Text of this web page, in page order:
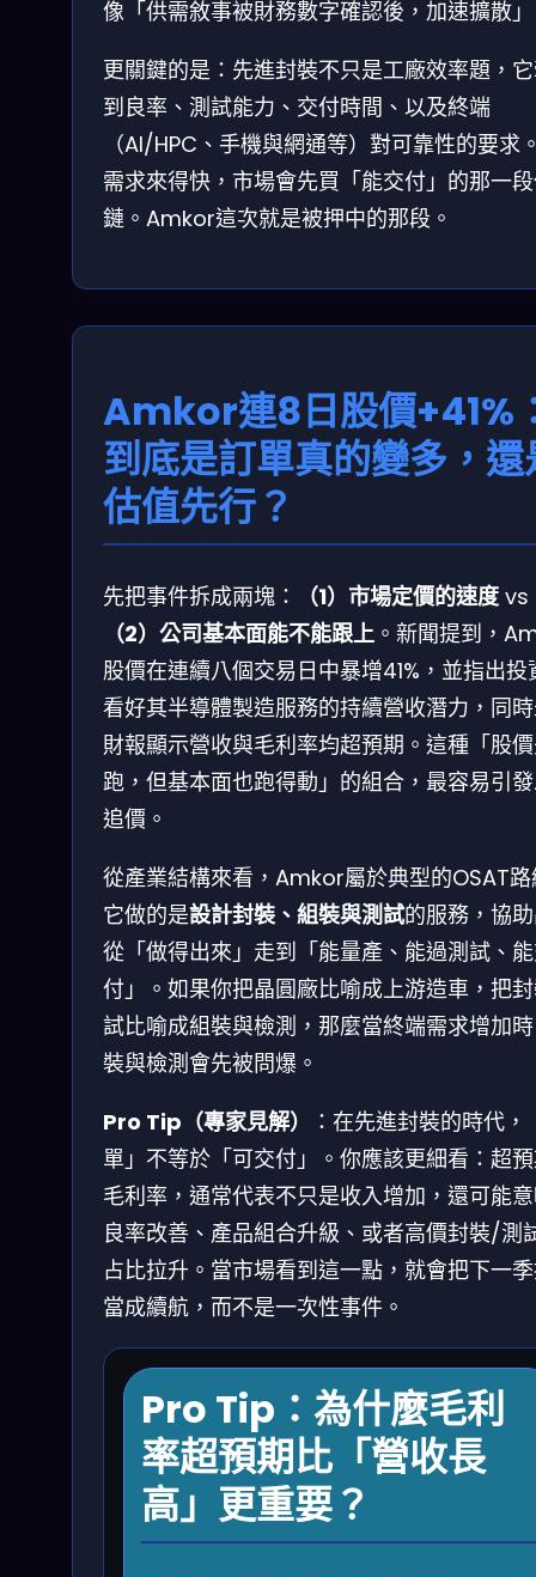
像「供需敘事被財務數字確認後，加速擴散
更關鍵的是：先進封裝不只是工廠效率題，
到良率、測試能力、交付時間、以及終端
（AI/HPC、手機與網通等）對可靠性的要求
需求來得快，市場會先買「能交付」的那一
鏈。Amkor這次就是被押中的那段。
Amkor連8日股價+41%
到底是訂單真的變多，還
估值先行？
先把事件拆成兩塊： （1）市場定價的速度 vs
（2）公司基本面能不能跟上 。新聞提到，
股價在連續八個交易日中暴增41%，並指出投
看好其半導體製造服務的持續營收潛力，同
財報顯示營收與毛利率均超預期。這種「股
跑，但基本面也跑得動」的組合，最容易引
追價。
從產業結構來看，Amkor屬於典型的OSAT
它做的是設計封裝、組裝與測試的服務，協
從「做得出來」走到「能量產、能過測試、
付」。如果你把晶圓廠比喻成上游造車，把
試比喻成組裝與檢測，那麼當終端需求增加
裝與檢測會先被問爆。
Pro Tip（專家見解）
：在先進封裝的時代，
單」不等於「可交付」。你應該更細看：超
毛利率，通常代表不只是收入增加，還可能
良率改善、產品組合升級、或者高價封裝/測
占比拉升。當市場看到這一點，就會把下一
當成續航，而不是一次性事件。
Pro Tip：為什麼毛利
率超預期比「營收長
高」更重要？